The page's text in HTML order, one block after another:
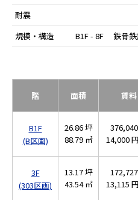
耐震
規模・構造
B1F - 8F 鉄骨鉄
階 面積 賃料
B1F
(B区画)
26.86 坪
88.79 ㎡
14,000
3F
(303区画)
13.17 坪
43.54 ㎡
13,115